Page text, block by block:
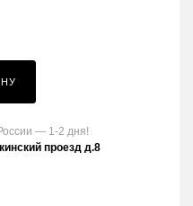
— 1-2 дня!
проезд д.8